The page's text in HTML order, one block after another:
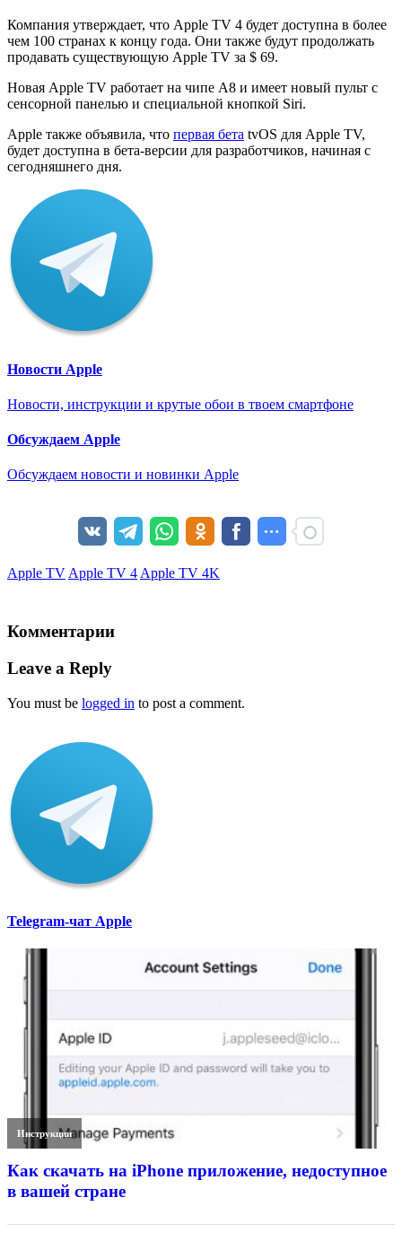
Компания утверждает, что Apple TV 4 будет доступна в более
чем 100 странах к концу года. Они также будут продолжать
продавать существующую Apple TV за $ 69.
Новая Apple TV работает на чипе A8 и имеет новый пульт с
сенсорной панелью и специальной кнопкой Siri.
Apple также объявила, что первая бета tvOS для Apple TV,
будет доступна в бета-версии для разработчиков, начиная с
сегодняшнего дня.
Новости Apple
Новости, инструкции и крутые обои в твоем смартфоне
Обсуждаем Apple
Обсуждаем новости и новинки Apple
Apple TVApple TV 4Apple TV 4K
Комментарии
Leave a Reply
You must be logged in to post a comment.
Telegram-чат Apple
Инструкции
Как скачать на iPhone приложение, недоступное
в вашей стране